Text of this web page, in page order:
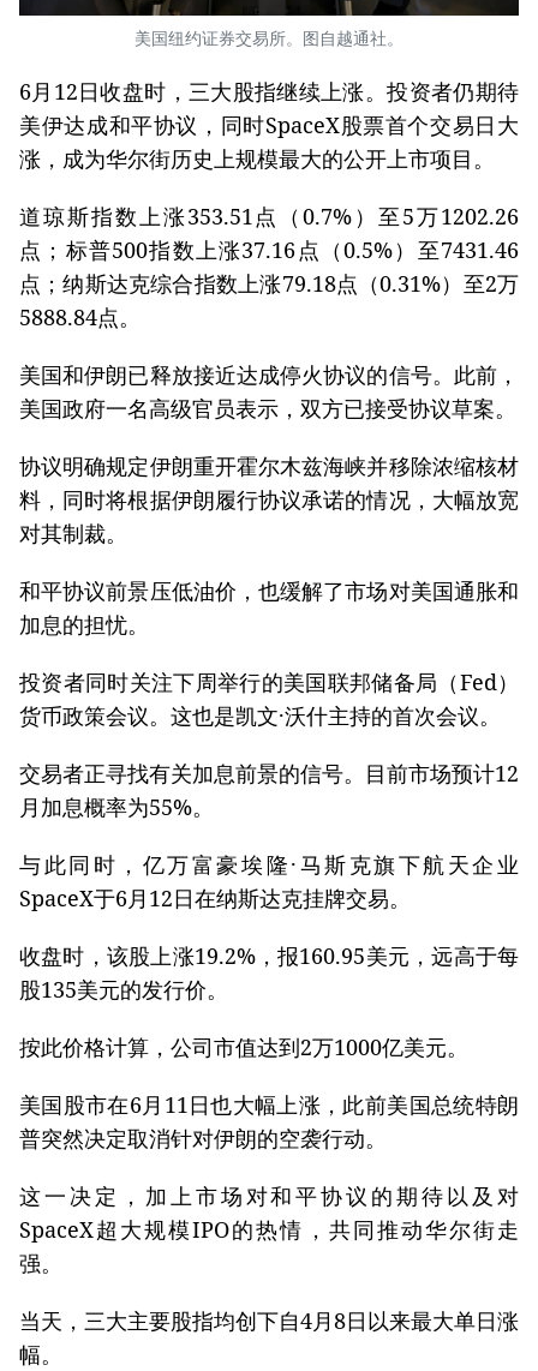
美国纽约证券交易所。图自越通社。
6月12日收盘时，三大股指继续上涨。投资者仍期待
美伊达成和平协议，同时SpaceX股票首个交易日大
涨，成为华尔街历史上规模最大的公开上市项目。
道琼斯指数上涨353.51点（0.7%）至5万1202.26
点；标普500指数上涨37.16点（0.5%）至7431.46
点；纳斯达克综合指数上涨79.18点（0.31%）至2万
5888.84点。
美国和伊朗已释放接近达成停火协议的信号。此前，
美国政府一名高级官员表示，双方已接受协议草案。
协议明确规定伊朗重开霍尔木兹海峡并移除浓缩核材
料，同时将根据伊朗履行协议承诺的情况，大幅放宽
对其制裁。
和平协议前景压低油价，也缓解了市场对美国通胀和
加息的担忧。
投资者同时关注下周举行的美国联邦储备局（Fed）
货币政策会议。这也是凯文·沃什主持的首次会议。
交易者正寻找有关加息前景的信号。目前市场预计12
月加息概率为55%。
与此同时，亿万富豪埃隆·马斯克旗下航天企业
SpaceX于6月12日在纳斯达克挂牌交易。
收盘时，该股上涨19.2%，报160.95美元，远高于每
股135美元的发行价。
按此价格计算，公司市值达到2万1000亿美元。
美国股市在6月11日也大幅上涨，此前美国总统特朗
普突然决定取消针对伊朗的空袭行动。
这一决定，加上市场对和平协议的期待以及对
SpaceX超大规模IPO的热情，共同推动华尔街走
强。
当天，三大主要股指均创下自4月8日以来最大单日涨
幅。